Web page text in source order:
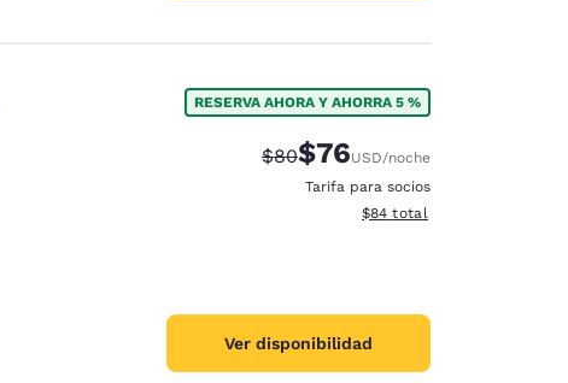
RESERVA AHORA Y AHORRA 5 %
Precio tachado:
$80Precio con descuento:
$76USD/noche
Tarifa para socios
Ver detalles del total
$84 total
Ver disponibilidad